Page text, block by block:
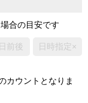
合の目安です
前後 日時指定×
カウントとなりま